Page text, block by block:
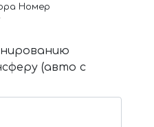
Номер
(авто с